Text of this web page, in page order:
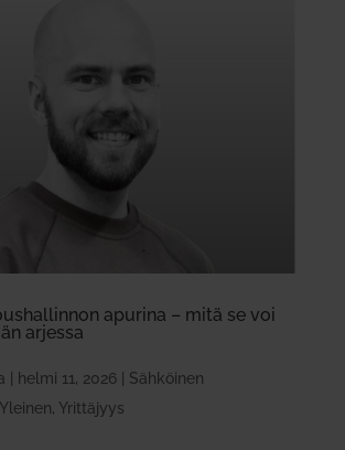
apurina – mitä se voi
arjessa
helmi 11, 2026| Sähköinen
Yleinen, Yrittäjyys